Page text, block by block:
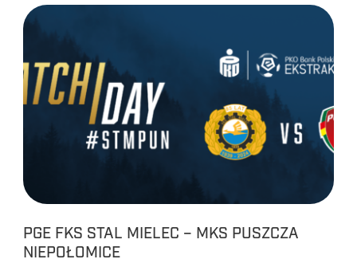
PGE FKS STAL MIELEC – MKS PUSZCZA
NIEPOŁOMICE